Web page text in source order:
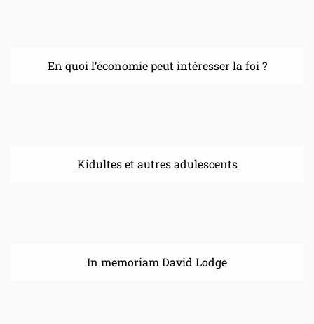
En quoi l’économie peut intéresser la foi ?
Kidultes et autres adulescents
In memoriam David Lodge